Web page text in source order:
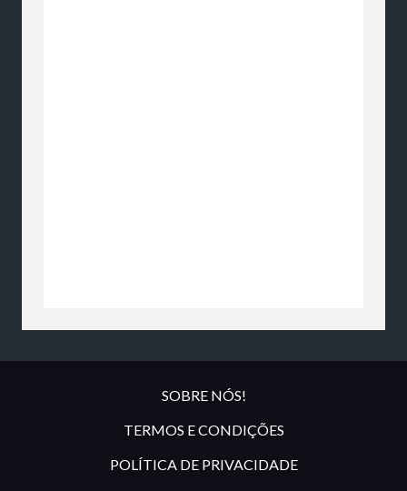
SOBRE NÓS!
TERMOS E CONDIÇÕES
POLÍTICA DE PRIVACIDADE